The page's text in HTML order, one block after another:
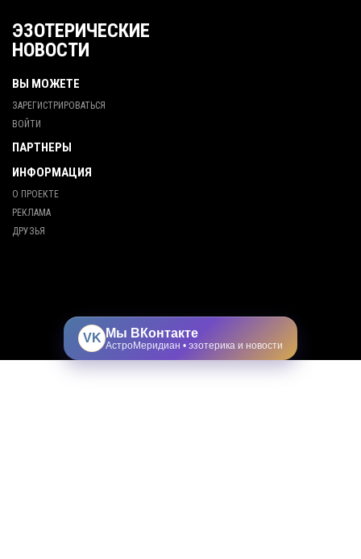
ЭЗОТЕРИЧЕСКИЕ
НОВОСТИ
ВЫ МОЖЕТЕ
ЗАРЕГИСТРИРОВАТЬСЯ
ВОЙТИ
ПАРТНЕРЫ
ИНФОРМАЦИЯ
О ПРОЕКТЕ
РЕКЛАМА
ДРУЗЬЯ
VK Мы ВКонтакте
АстроМеридиан • эзотерика и новости